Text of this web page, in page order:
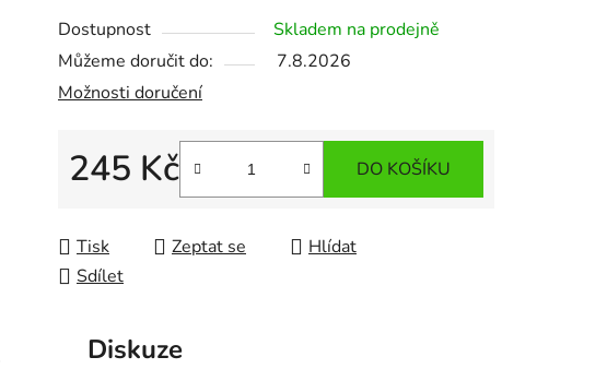
Dostupnost
Skladem na prodejně
Můžeme doručit do:
7.8.2026
Možnosti doručení
245 Kč DO KOŠÍKU
Tisk Zeptat se
Hlídat
Sdílet
Diskuze